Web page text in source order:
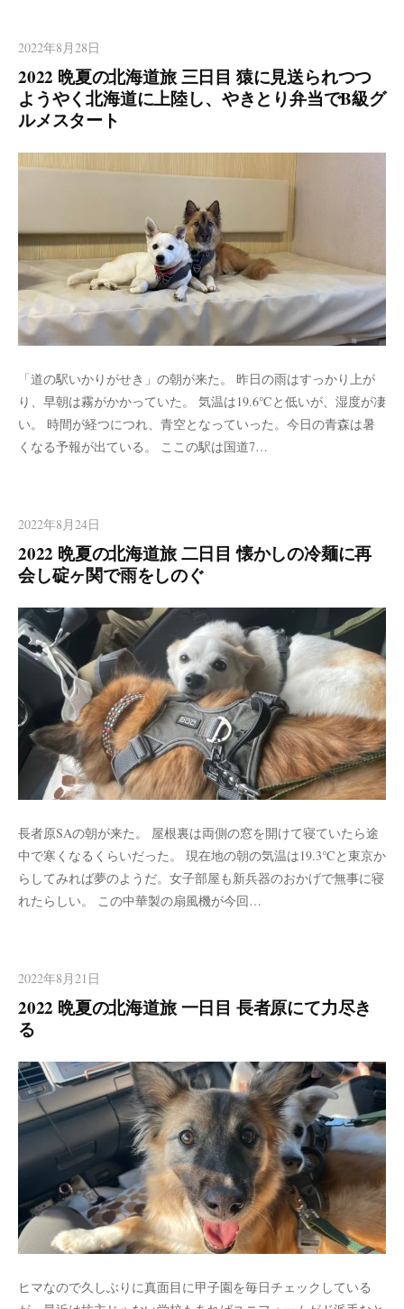
2022年8月28日
2022 晩夏の北海道旅 三日目 猿に見送られつつ
ようやく北海道に上陸し、やきとり弁当でB級グ
ルメスタート
「道の駅いかりがせき」の朝が来た。 昨日の雨はすっかり上が
り、早朝は霧がかかっていた。 気温は19.6℃と低いが、湿度が凄
い。 時間が経つにつれ、青空となっていった。今日の青森は暑
くなる予報が出ている。 ここの駅は国道7…
2022年8月24日
2022 晩夏の北海道旅 二日目 懐かしの冷麺に再
会し碇ヶ関で雨をしのぐ
長者原SAの朝が来た。 屋根裏は両側の窓を開けて寝ていたら途
中で寒くなるくらいだった。 現在地の朝の気温は19.3℃と東京か
らしてみれば夢のようだ。女子部屋も新兵器のおかげで無事に寝
れたらしい。 この中華製の扇風機が今回…
2022年8月21日
2022 晩夏の北海道旅 一日目 長者原にて力尽き
る
ヒマなので久しぶりに真面目に甲子園を毎日チェックしている